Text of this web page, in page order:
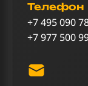
Телефон
+7 495 090
+7 977 500